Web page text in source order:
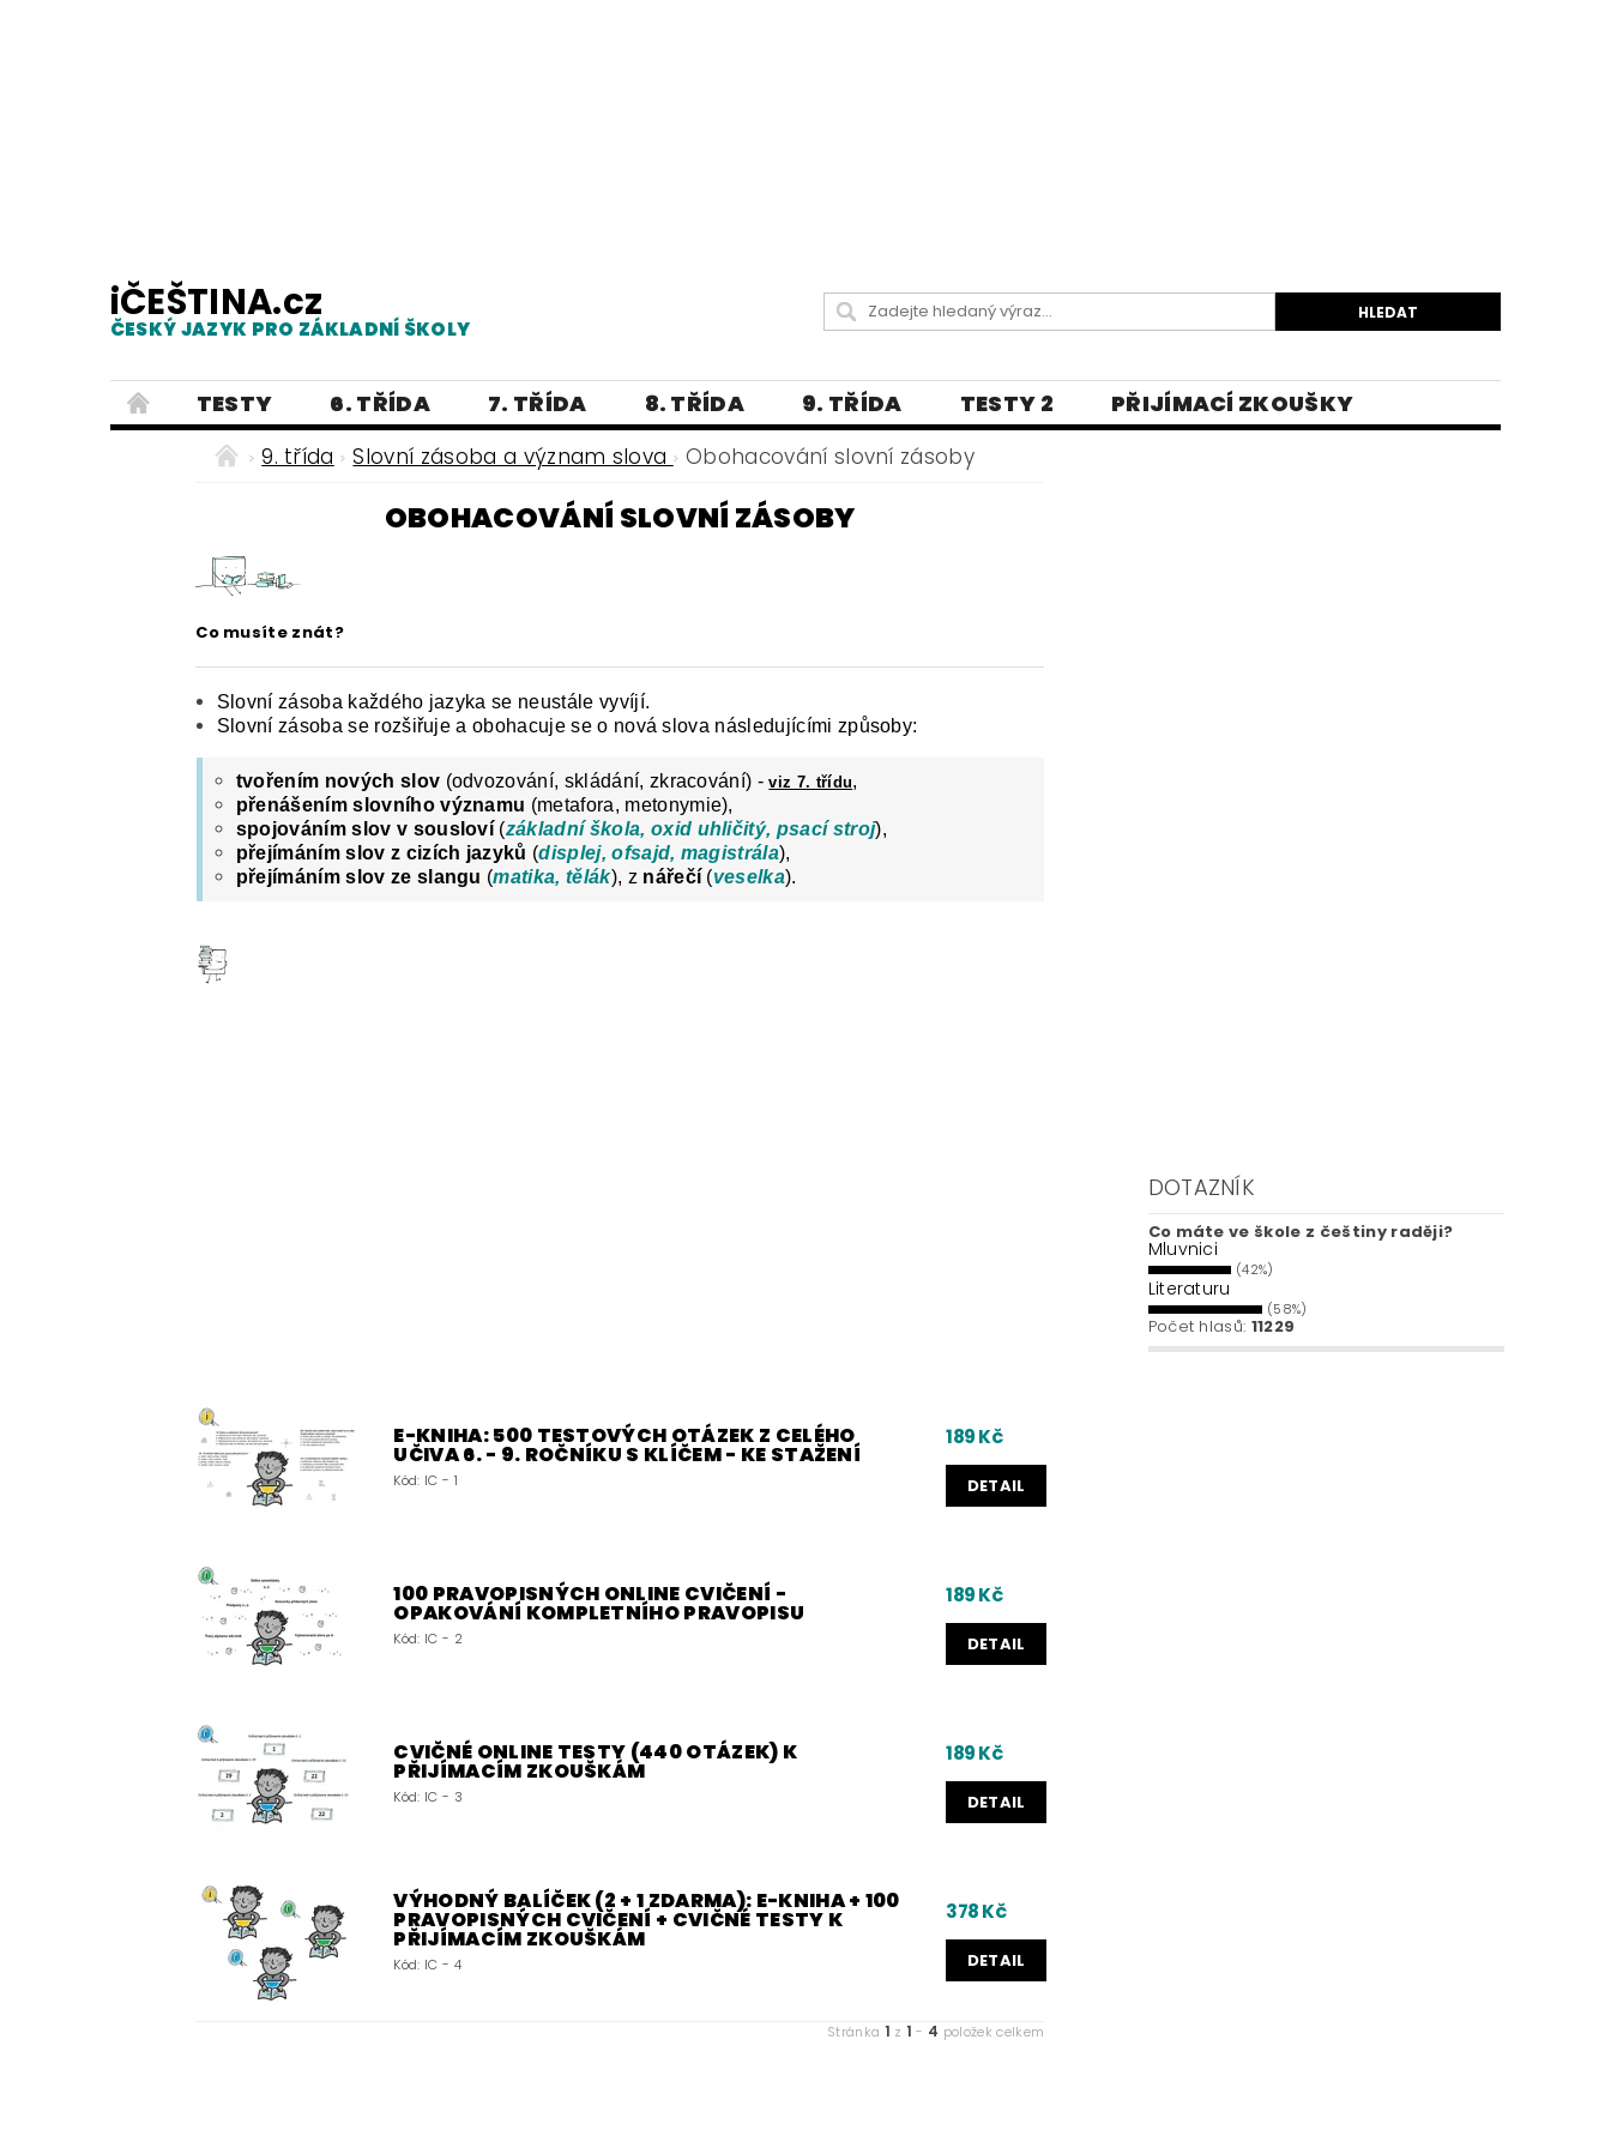
iČEŠTINA.cz
ČESKÝ JAZYK PRO ZÁKLADNÍ ŠKOLY
TESTY 6. TŘÍDA 7. TŘÍDA 8. TŘÍDA 9. TŘÍDA TESTY 2
PŘIJÍMACÍ ZKOUŠKY
PRAVOPIS
PRACOVNÍ LISTY LITERATURA JAZYKOVĚDNÝ SLOVNÍČEK
ČEŠTINA PRO UKRAJINCE - ЧЕСЬКА МОВА ДЛЯ УКРАЇНЦІВ
BLOG - VŠE O ČEŠTINĚ
ČESKÝ JAZYK PRO STŘEDNÍ ŠKOLY
O NAŠICH STRÁNKÁCH
9. třída Slovní zásoba a význam slova Obohacování slovní zásoby
OBOHACOVÁNÍ SLOVNÍ ZÁSOBY
Co musíte znát?
Slovní zásoba každého jazyka se neustále vyvíjí.
Slovní zásoba se rozšiřuje a obohacuje se o nová slova následujícími způsoby:
tvořením nových slov (odvozování, skládání, zkracování) -viz 7. třídu,
přenášením slovního významu (metafora, metonymie),
spojováním slov v sousloví (základní škola, oxid uhličitý, psací stroj),
přejímáním slov z cizích jazyků (displej, ofsajd, magistrála),
přejímáním slov ze slangu (matika, tělák), z nářečí (veselka).
E-KNIHA: 500 TESTOVÝCH OTÁZEK Z CELÉHO
UČIVA 6. - 9. ROČNÍKU S KLÍČEM - KE STAŽENÍ
Kód: IC - 1
189 Kč
DETAIL
100 PRAVOPISNÝCH ONLINE CVIČENÍ -
OPAKOVÁNÍ KOMPLETNÍHO PRAVOPISU
Kód: IC - 2
189 Kč
DETAIL
CVIČNÉ ONLINE TESTY (440 OTÁZEK) K
PŘIJÍMACÍM ZKOUŠKÁM
Kód: IC - 3
189 Kč
DETAIL
VÝHODNÝ BALÍČEK (2 + 1 ZDARMA): E-KNIHA + 100
PRAVOPISNÝCH CVIČENÍ + CVIČNÉ TESTY K
PŘIJÍMACÍM ZKOUŠKÁM
Kód: IC - 4
378 Kč
DETAIL
Stránka 1 z 1 - 4 položek celkem
DOTAZNÍK
Co máte ve škole z češtiny raději?
Mluvnici
(42%)
Literaturu
(58%)
Počet hlasů: 11229